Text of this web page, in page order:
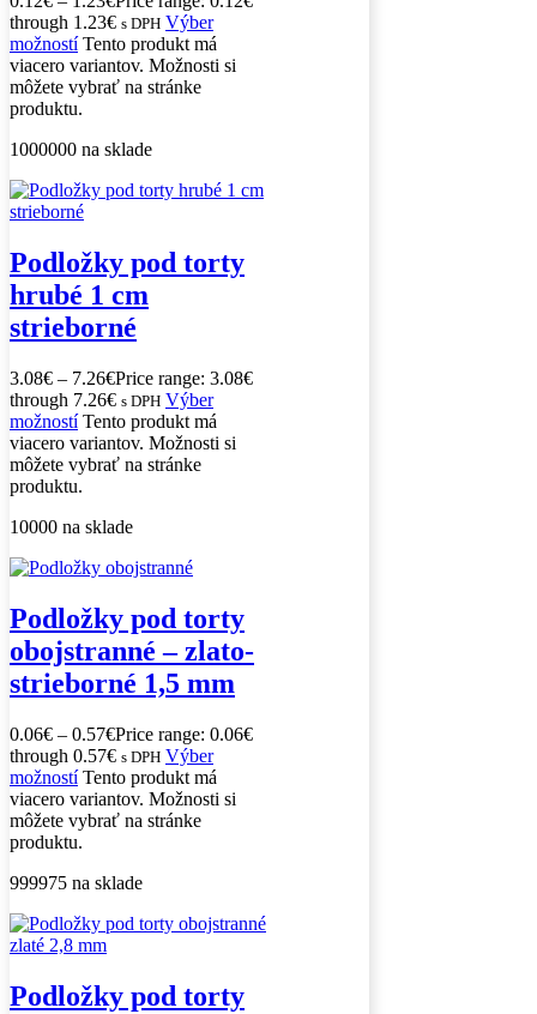
through 1.23€ s DPH Výber
možností Tento produkt má
viacero variantov. Možnosti si
môžete vybrať na stránke
produktu.
1000000 na sklade
Podložky pod torty
hrubé 1 cm
strieborné
3.08€ – 7.26€Price range: 3.08€
through 7.26€ s DPH Výber
možností Tento produkt má
viacero variantov. Možnosti si
môžete vybrať na stránke
produktu.
10000 na sklade
Podložky pod torty
obojstranné – zlato-
strieborné 1,5 mm
0.06€ – 0.57€Price range: 0.06€
through 0.57€ s DPH Výber
možností Tento produkt má
viacero variantov. Možnosti si
môžete vybrať na stránke
produktu.
999975 na sklade
Podložky pod torty